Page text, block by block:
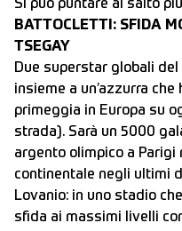
Si può puntare al salto
BATTOCLETTI: SFIDA
TSEGAY
Due superstar globali
insieme a un’azzurra
primeggia in Europa su
strada). Sarà un 5000
argento olimpico a
continentale negli ultimi
Lovanio: in uno stadio
sfida ai massimi livelli